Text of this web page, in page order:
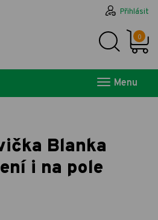
Přihlásit
0
Menu
Blanka
i na pole